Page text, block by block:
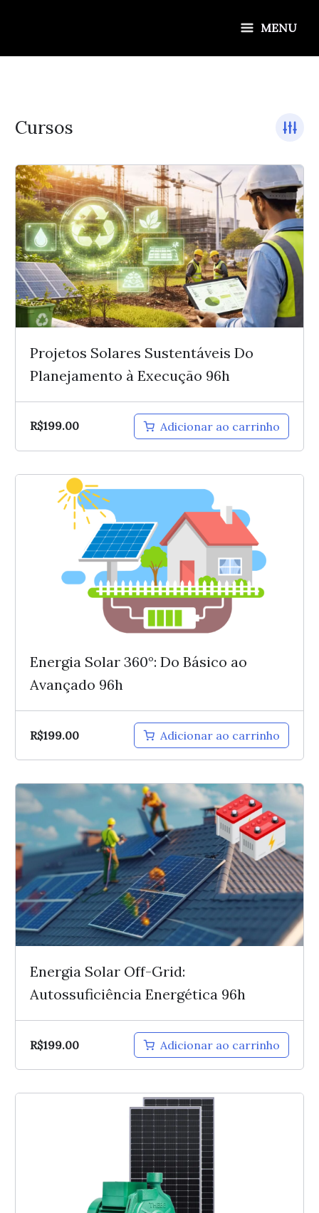
MENU
Cursos
Projetos Solares Sustentáveis Do
Planejamento à Execução 96h
R$199.00 Adicionar ao carrinho
Energia Solar 360°: Do Básico ao
Avançado 96h
R$199.00 Adicionar ao carrinho
Energia Solar Off-Grid:
Autossuficiência Energética 96h
R$199.00 Adicionar ao carrinho